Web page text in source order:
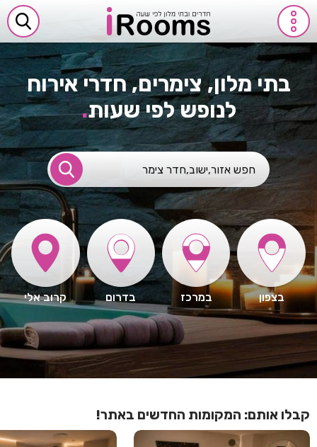
בתי מלון, צימרים, חדרי אירוח
לנופש לפי שעות.
בצפון במרכז בדרום קרוב אלי
קבלו אותם: המקומות החדשים באתר!